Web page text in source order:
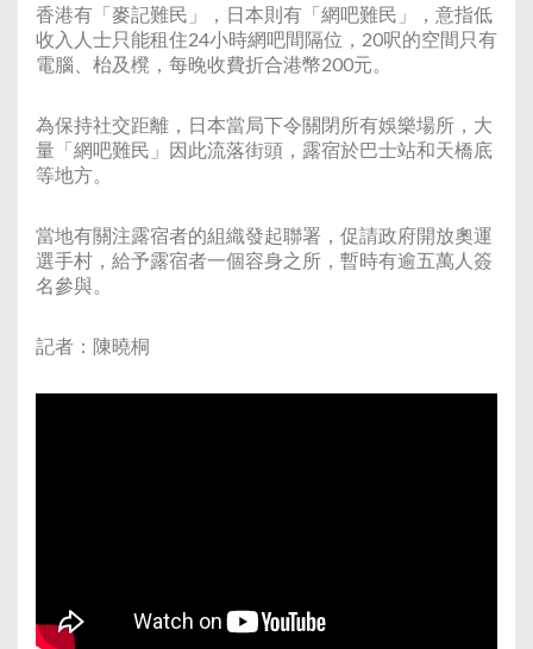
香港有「麥記難民」，日本則有「網吧難民」，意指低
收入人士只能租住24小時網吧間隔位，20呎的空間只有
電腦、枱及櫈，每晚收費折合港幣200元。
為保持社交距離，日本當局下令關閉所有娛樂場所，大
量「網吧難民」因此流落街頭，露宿於巴士站和天橋底
等地方。
當地有關注露宿者的組織發起聯署，促請政府開放奧運
選手村，給予露宿者一個容身之所，暫時有逾五萬人簽
名參與。
記者：陳曉桐